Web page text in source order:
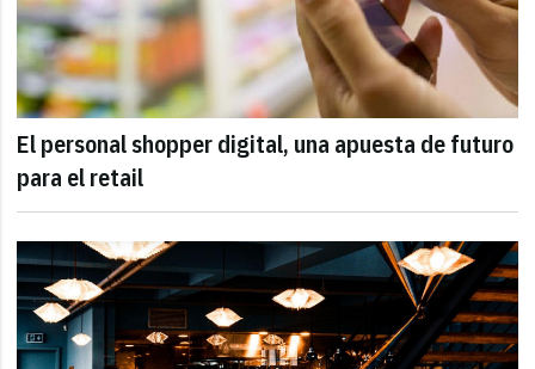
El personal shopper digital, una apuesta de futuro
para el retail